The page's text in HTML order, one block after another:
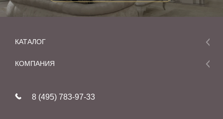
КАТАЛОГ
Мебель
КОМПАНИЯ
Реставрация
8 (495) 783-97-33